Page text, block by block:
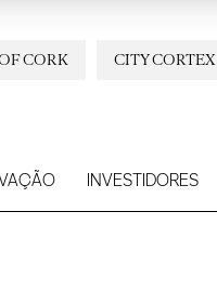
CITY CORTEX
CORK
INVESTIDORES